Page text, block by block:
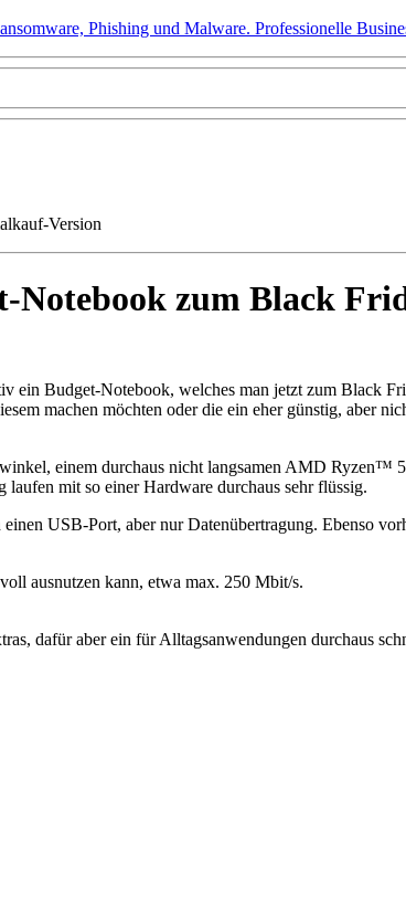
Phishing und Malware. Professionelle
Version
Notebook zum Black
ein Budget-Notebook, welches man jetzt zum Black
machen möchten oder die ein eher günstig, aber
einem durchaus nicht langsamen AMD Ryzen™
mit so einer Hardware durchaus sehr flüssig.
USB-Port, aber nur Datenübertragung. Ebenso
ausnutzen kann, etwa max. 250 Mbit/s.
dafür aber ein für Alltagsanwendungen durchaus